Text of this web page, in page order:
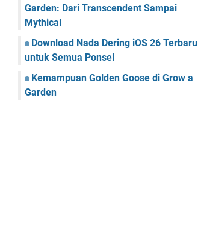
Garden: Dari Transcendent Sampai
Mythical
Download Nada Dering iOS 26 Terbaru
untuk Semua Ponsel
Kemampuan Golden Goose di Grow a
Garden